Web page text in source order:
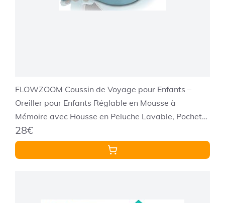
FLOWZOOM Coussin de Voyage pour Enfants –
Oreiller pour Enfants Réglable en Mousse à
Mémoire avec Housse en Peluche Lavable, Pochette
de Transport – Avion & Voiture - Bleu, Taille M (6-10
Ans)
28€